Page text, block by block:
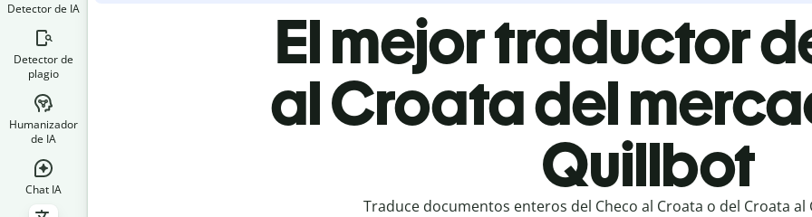
Detector de IA
Detector de
plagio
Humanizador
de IA
Chat IA
El mejor traductor
al Croata del
Quillbot
Traduce documentos enteros del Checo al Croata o del Croata al